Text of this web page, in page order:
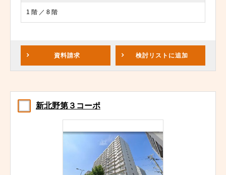
1 階 ／ 8 階
資料請求 検討リスト に追加
新北野第３コーポ